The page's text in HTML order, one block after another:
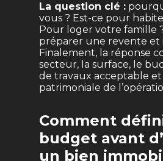
La question clé :
vous ? Est-ce pour
Pour loger votre famille
préparer une revente et
Finalement, la réponse
secteur, la surface, le
de travaux acceptable
patrimoniale de
Comment
budget avant
un bien